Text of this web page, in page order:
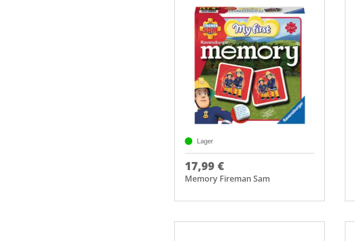
Lager
17,99 €
Memory Fireman Sam